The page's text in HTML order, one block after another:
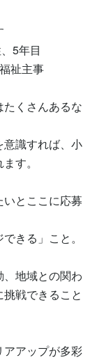
5年目
祉主事
くさんあるな
意識すれば、小
す。
とここに応募
きる」こと。
地域との関わ
戦できること
アップが多彩